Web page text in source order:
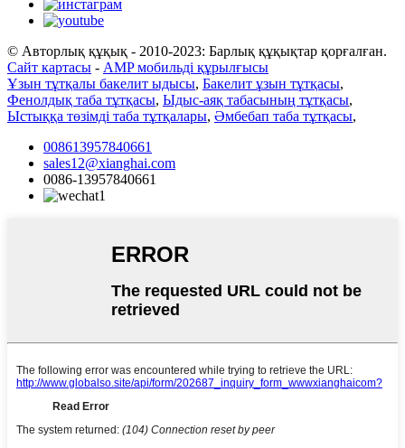
© Авторлық құқық - 2010-2023: Барлық құқықтар қорғалған.
Сайт картасы - AMP мобильді құрылғысы
Ұзын тұтқалы бакелит ыдысы, Бакелит ұзын тұтқасы,
Фенолдық таба тұтқасы, Ыдыс-аяқ табасының тұтқасы,
Ыстыққа төзімді таба тұтқалары, Әмбебап таба тұтқасы,
008613957840661
sales12@xianghai.com
0086-13957840661